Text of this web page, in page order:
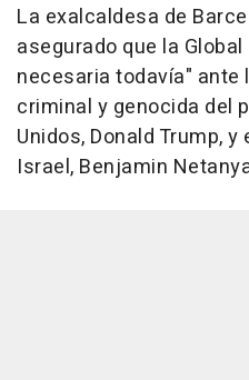
La exalcaldesa de
asegurado que la
necesaria todavía"
criminal y genocida del
Unidos, Donald Trump,
Israel, Benjamin